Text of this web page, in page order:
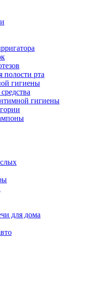
полости рта
гигиены
гигиены
для дома